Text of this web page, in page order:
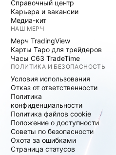
Справочный центр
Карьера и вакансии
Медиа-кит
НАШ МЕРЧ
Мерч TradingView
Карты Таро для трейдеров
Часы C63 TradeTime
ПОЛИТИКА И БЕЗОПАСНОСТЬ
Условия использования
Отказ от ответственности
Политика
конфиденциальности
Политика файлов cookie
Положение о доступности
Советы по безопасности
Охота за ошибками
Страница статусов